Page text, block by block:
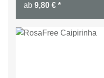
ab 9,80 € *